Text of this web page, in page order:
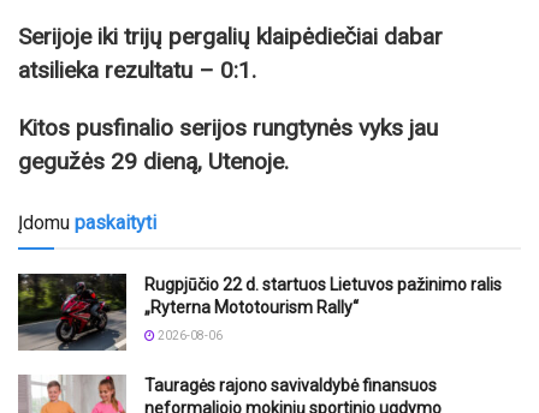
Serijoje iki trijų pergalių klaipėdiečiai dabar
atsilieka rezultatu – 0:1.
Kitos pusfinalio serijos rungtynės vyks jau
gegužės 29 dieną, Utenoje.
Įdomu paskaityti
Rugpjūčio 22 d. startuos Lietuvos pažinimo ralis
„Ryterna Mototourism Rally“
2026-08-06
Tauragės rajono savivaldybė finansuos
neformaliojo mokinių sportinio ugdymo